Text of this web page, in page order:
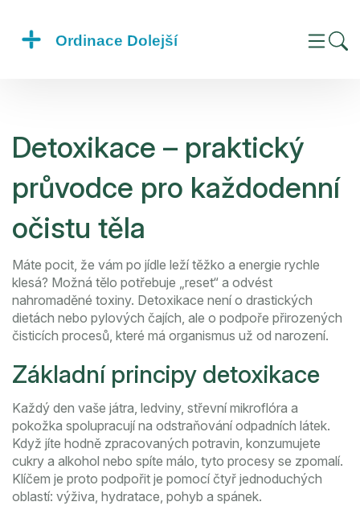
Detoxikace – praktický
průvodce pro každodenní
očistu těla
Máte pocit, že vám po jídle leží těžko a energie rychle
klesá? Možná tělo potřebuje „reset“ a odvést
nahromaděné toxiny. Detoxikace není o drastických
dietách nebo pylových čajích, ale o podpoře přirozených
čisticích procesů, které má organismus už od narození.
Základní principy detoxikace
Každý den vaše játra, ledviny, střevní mikroflóra a
pokožka spolupracují na odstraňování odpadních látek.
Když jíte hodně zpracovaných potravin, konzumujete
cukry a alkohol nebo spíte málo, tyto procesy se zpomalí.
Klíčem je proto podpořit je pomocí čtyř jednoduchých
oblastí: výživa, hydratace, pohyb a spánek.